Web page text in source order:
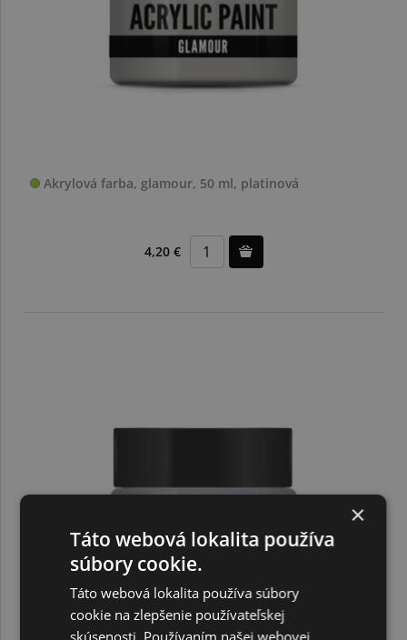
Akrylová farba, glamour, 50 ml, platinová
4,20 €
×
Táto webová lokalita používa
súbory cookie.
Táto webová lokalita používa súbory
cookie na zlepšenie používateľskej
skúsenosti. Používaním našej webovej